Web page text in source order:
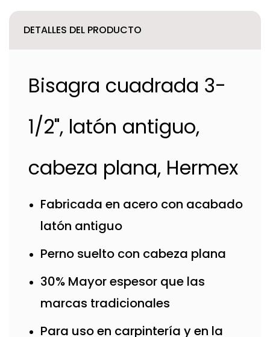
DETALLES DEL PRODUCTO
Bisagra cuadrada 3-
1/2", latón antiguo,
cabeza plana, Hermex
Fabricada en acero con acabado
latón antiguo
Perno suelto con cabeza plana
30% Mayor espesor que las
marcas tradicionales
Para uso en carpintería y en la